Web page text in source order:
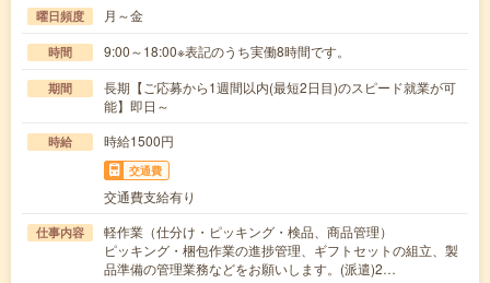
曜日頻度 月～金
時間 9:00～18:00※表記のうち実働8時間です。
期間
長期【ご応募から1週間以内(最短2日目)のスピード就業が可
能】即日～
時給 時給1500円
交通費
交通費支給有り
仕事内容
軽作業（仕分け・ピッキング・検品、商品管理）
ピッキング・梱包作業の進捗管理、ギフトセットの組立、製
品準備の管理業務などをお願いします。(派遣)2…